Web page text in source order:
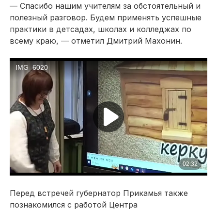
— Спасибо нашим учителям за обстоятельный и
полезный разговор. Будем применять успешные
практики в детсадах, школах и колледжах по
всему краю, — отметил Дмитрий Махонин.
Перед встречей губернатор Прикамья также
познакомился с работой Центра